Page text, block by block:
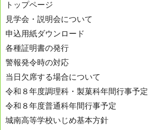
ゲ
ー
シ
ョ
ン
トップページ
見学会・説明会について
申込用紙ダウンロード
各種証明書の発行
警報発令時の対応
当日欠席する場合について
令和８年度調理科・製菓科年間行事予定
令和８年度普通科年間行事予定
城南高等学校いじめ基本方針